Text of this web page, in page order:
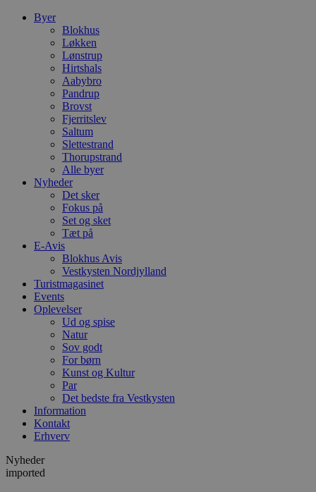
Byer
Blokhus
Løkken
Lønstrup
Hirtshals
Aabybro
Pandrup
Brovst
Fjerritslev
Saltum
Slettestrand
Thorupstrand
Alle byer
Nyheder
Det sker
Fokus på
Set og sket
Tæt på
E-Avis
Blokhus Avis
Vestkysten Nordjylland
Turistmagasinet
Events
Oplevelser
Ud og spise
Natur
Sov godt
For børn
Kunst og Kultur
Par
Det bedste fra Vestkysten
Information
Kontakt
Erhverv
Nyheder
imported